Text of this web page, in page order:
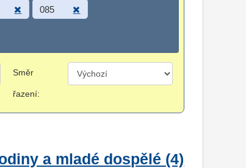
085
Směr
řazení:
a mladé dospělé (4)